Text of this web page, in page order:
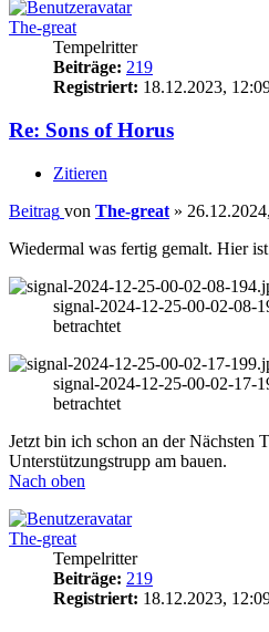
The-great
Tempelritter
Beiträge: 219
Registriert: 18.12.2023,
Re: Sons of Horus
Zitieren
Beitrag von The-great »
Wiedermal was fertig gemalt. Hier
signal-2024-12-25-00-02-08-
betrachtet
signal-2024-12-25-00-02-17-
betrachtet
Jetzt bin ich schon an der Nächsten
Unterstützungstrupp am bauen.
Nach oben
The-great
Tempelritter
Beiträge: 219
Registriert: 18.12.2023,